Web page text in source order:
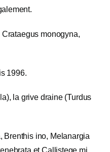
monogyna,
1996.
la grive draine (Turdus
Brenthis ino, Melanargia